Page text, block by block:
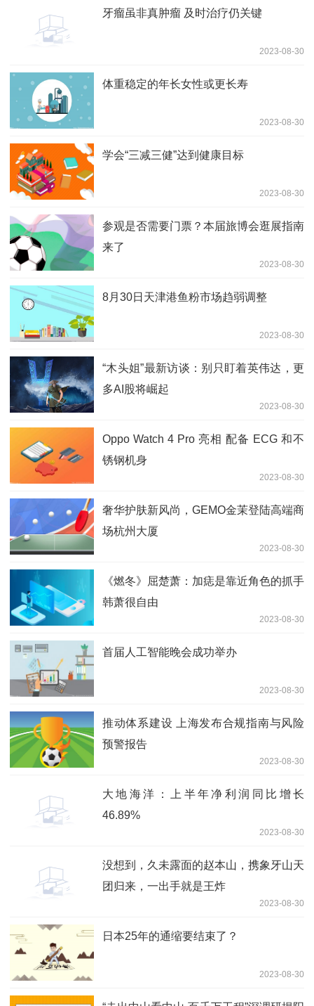
牙瘤虽非真肿瘤 及时治疗仍关键
2023-08-30
体重稳定的年长女性或更长寿
2023-08-30
学会“三减三健”达到健康目标
2023-08-30
参观是否需要门票？本届旅博会逛展指南
来了
2023-08-30
8月30日天津港鱼粉市场趋弱调整
2023-08-30
“木头姐”最新访谈：别只盯着英伟达，更
多AI股将崛起
2023-08-30
Oppo Watch 4 Pro 亮相 配备 ECG 和不
锈钢机身
2023-08-30
奢华护肤新风尚，GEMO金茉登陆高端商
场杭州大厦
2023-08-30
《燃冬》屈楚萧：加痣是靠近角色的抓手
韩萧很自由
2023-08-30
首届人工智能晚会成功举办
2023-08-30
推动体系建设 上海发布合规指南与风险
预警报告
2023-08-30
大地海洋：上半年净利润同比增长
46.89%
2023-08-30
没想到，久未露面的赵本山，携象牙山天
团归来，一出手就是王炸
2023-08-30
日本25年的通缩要结束了？
2023-08-30